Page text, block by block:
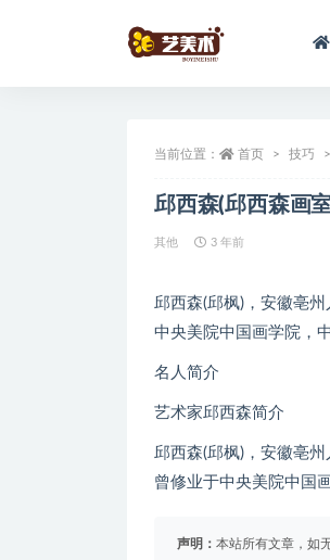
当前位置： 首页 技巧
邱西森(邱西森画
其他 3 年前
邱西森(邱枫)，安徽亳
中央美院中国画学院，
名人简介
艺术家邱西森简介
邱西森(邱枫)，安徽亳
曾修业于中央美院中国
声明： 本站所有文章，如